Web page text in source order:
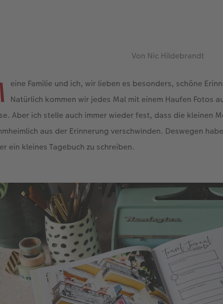
Von Nic Hildebrandt
eine Familie und ich, wir lieben es besonders, schöne
Natürlich kommen wir jedes Mal mit einem Haufen Fotos
Aber ich stelle auch immer wieder fest, dass die kleinen
aus der Erinnerung verschwinden. Deswegen
ein kleines Tagebuch zu schreiben.